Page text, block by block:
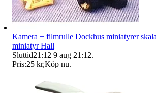
Kamera + filmrulle Dockhus miniatyrer
miniatyr Hall
Sluttid21:12 9 aug 21:12.
Pris:25 kr,Köp nu.